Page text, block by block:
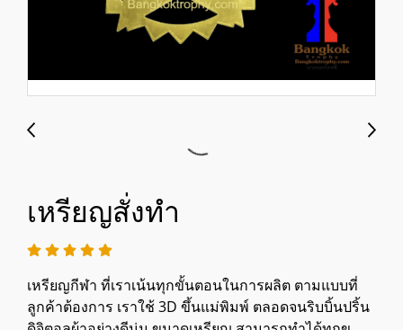
เหรียญสั่งทำ
เหรียญกีฬา ที่เราเน้นทุกขั้นตอนในการผลิต ตามแบบที่
ลูกค้าต้องการ เราใช้ 3D ขึ้นแม่พิมพ์ ตลอดจนริบบิ้นปริ้น